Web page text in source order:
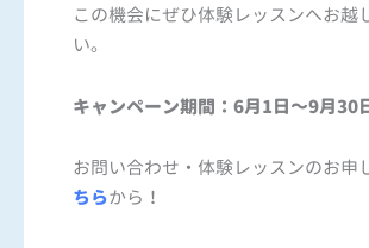
この機会にぜひ体験レッスンへお越
い。
キャンペーン期間：6月1日～9月30
お問い合わせ・体験レッスンのお申
ちらから！